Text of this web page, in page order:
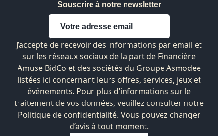
Souscrire à notre newsletter
J’accepte de recevoir des informations par email et
sur les réseaux sociaux de la part de Financière
Amuse BidCo et des sociétés du Groupe Asmodee
listées ici concernant leurs offres, services, jeux et
événements. Pour plus d’informations sur le
traitement de vos données, veuillez consulter notre
Politique de confidentialité. Vous pouvez changer
d’avis à tout moment.